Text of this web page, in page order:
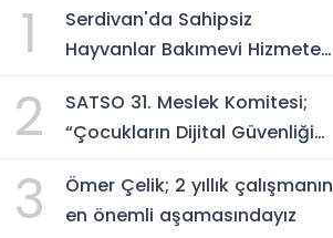
1
Serdivan'da Sahipsiz
Hayvanlar Bakımevi Hizmete
Yuva
2
SATSO 31. Meslek Komitesi;
“Çocukların Dijital Güvenliği
3
Ömer Çelik; 2 yıllık çalışmanın
en önemli aşamasındayız